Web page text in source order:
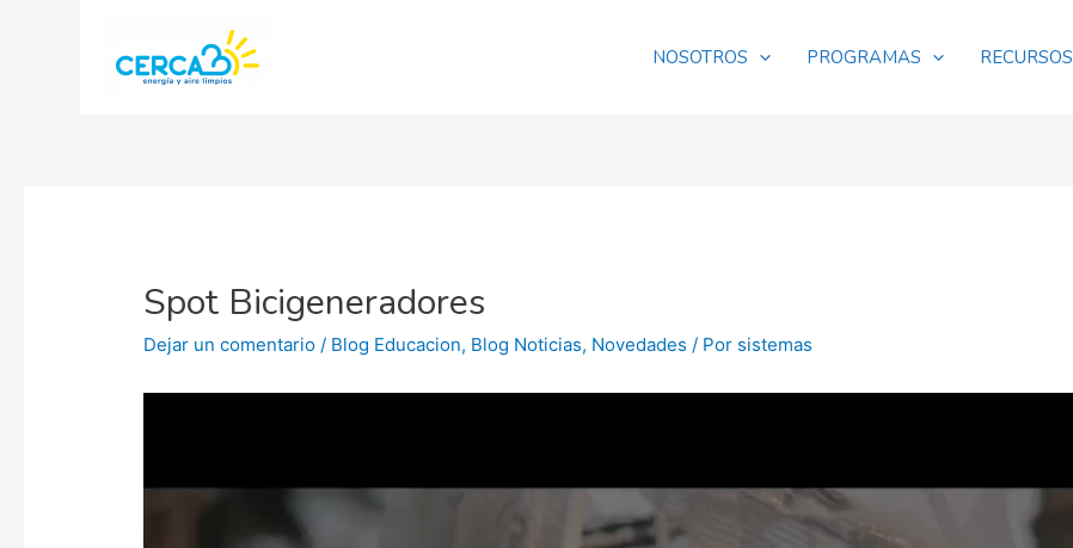
NOSOTROS PROGRAMAS RECURSOS
Spot Bicigeneradores
Dejar un comentario / Blog Educacion, Blog Noticias, Novedades / Por sistemas